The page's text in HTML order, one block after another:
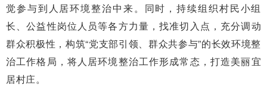
觉参与到人居环境整治中来。同时，持续组织村民小组
长、公益性岗位人员等各方力量，找准切入点，充分调动
群众积极性，构筑“党支部引领、群众共参与”的长效环境整
治工作格局，将人居环境整治工作形成常态，打造美丽宜
居村庄。